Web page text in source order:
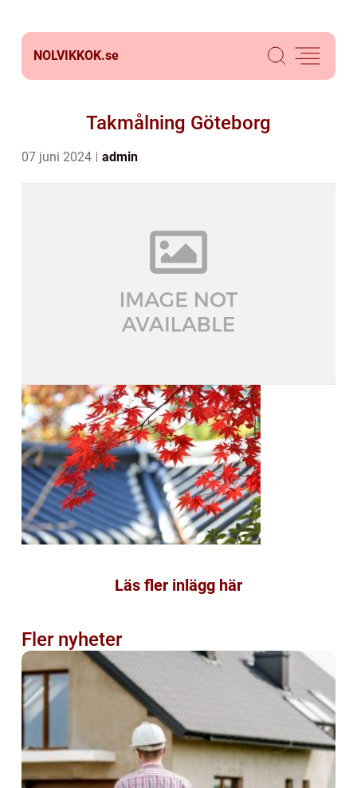
NOLVIKKOK.se
Takmålning Göteborg
07 juni 2024 admin
Läs fler inlägg här
Fler nyheter